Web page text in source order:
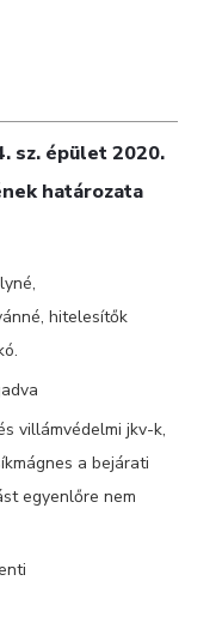
sz. épület 2020.
határozata
hitelesítők
villámvédelmi jkv-k,
a bejárati
egyenlőre nem